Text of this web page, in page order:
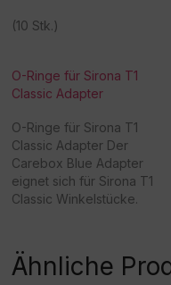
(10 Stk.)
O-Ringe für Sirona T1
Classic Adapter
O-Ringe für Sirona T1
Classic Adapter Der
Carebox Blue Adapter
eignet sich für Sirona T1
Classic Winkelstücke.
Ähnliche